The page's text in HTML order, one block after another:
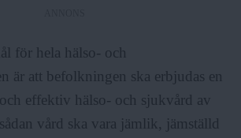
för hela hälso- och
är att befolkningen ska erbjudas en
och effektiv hälso- och sjukvård av
vård ska vara jämlik, jämställd